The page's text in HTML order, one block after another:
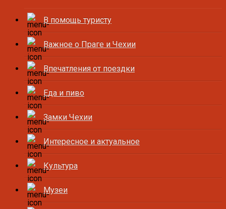
В помощь туристу
Важное о Праге и Чехии
Впечатления от поездки
Еда и пиво
Замки Чехии
Интересное и актуальное
Культура
Музеи